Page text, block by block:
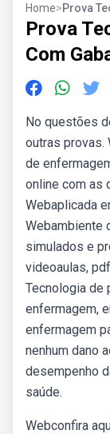
Home>Prova
Prova
Com
No questões
outras provas.
de
online com as
Webaplicada
Webambiente
simulados e
videoaulas,
Tecnologia de
enfermagem,
enfermagem
nenhum dano
desempenho
saúde.
Webconfira